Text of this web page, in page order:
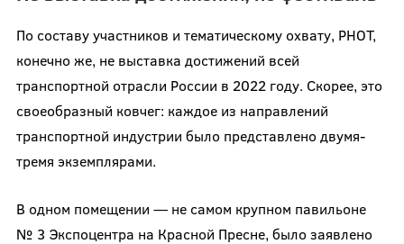
По составу участников и тематическому охвату, РНОТ,
конечно же, не выставка достижений всей
транспортной отрасли России в 2022 году. Скорее, это
своеобразный ковчег: каждое из направлений
транспортной индустрии было представлено двумя-
тремя экземплярами.
В одном помещении — не самом крупном павильоне
№ 3 Экспоцентра на Красной Пресне, было заявлено